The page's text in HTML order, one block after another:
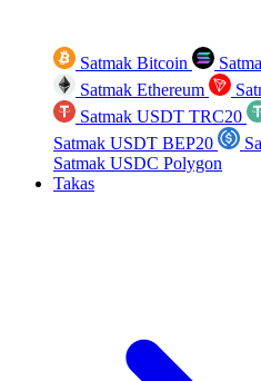
Satmak Bitcoin
Satmak Ethereum
Satmak USDT TRC20
Satmak USDT BEP20
Satmak USDC Polygon
Takas